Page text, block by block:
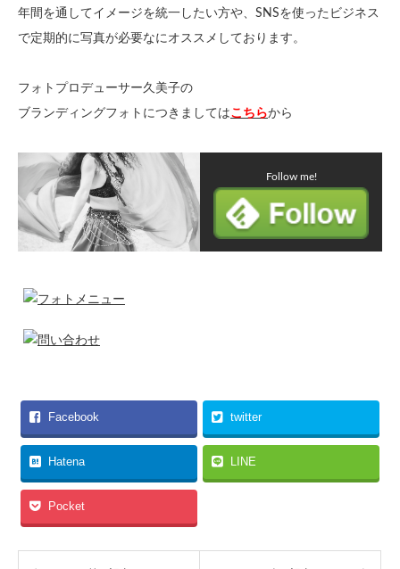
年間を通してイメージを統一したい方や、SNSを使ったビジネス
で定期的に写真が必要なにオススメしております。
フォトプロデューサー久美子の
ブランディングフォトにつきましてはこちらから
Follow me!
Facebook twitter
Hatena LINE
Pocket